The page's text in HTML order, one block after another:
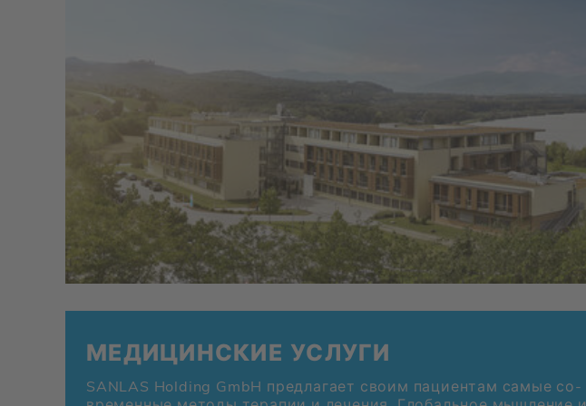
МЕ­ДИ­ЦИН­СКИЕ УСЛУ­ГИ
SANLAS Holding GmbH пред­ла­га­ет сво­им па­ци­ен­там са­мые со­